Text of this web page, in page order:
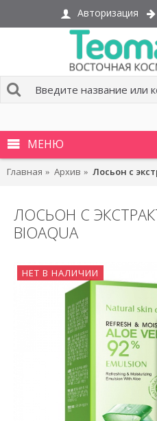
Авторизация
МЕНЮ
Главная Архив Лосьон с
ЛОСЬОН С
BIOAQUA
НЕТ В НАЛИЧИИ